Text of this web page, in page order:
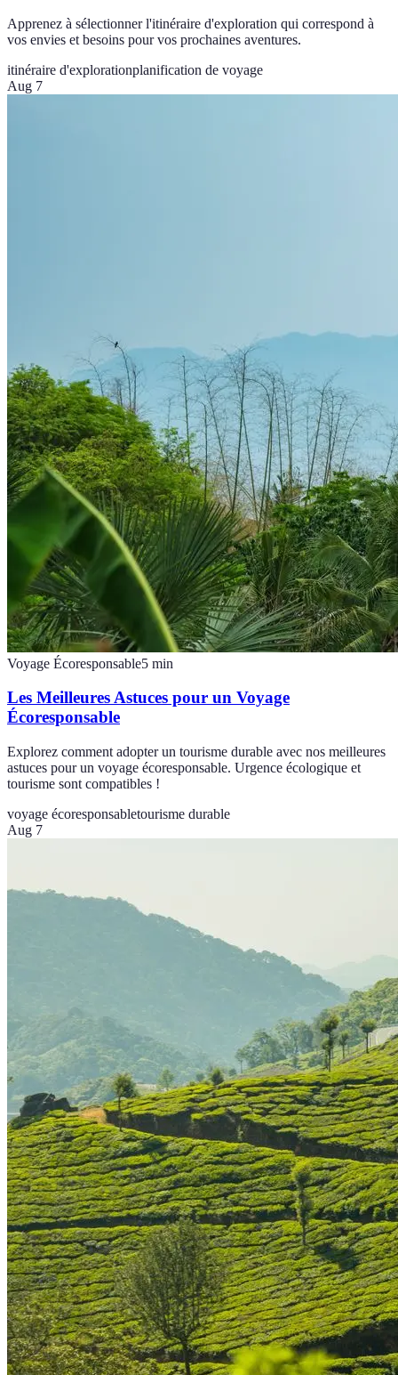
Apprenez à sélectionner l'itinéraire d'exploration qui correspond à
vos envies et besoins pour vos prochaines aventures.
itinéraire d'explorationplanification de voyage
Aug 7
Voyage Écoresponsable5 min
Les Meilleures Astuces pour un Voyage
Écoresponsable
Explorez comment adopter un tourisme durable avec nos meilleures
astuces pour un voyage écoresponsable. Urgence écologique et
tourisme sont compatibles !
voyage écoresponsabletourisme durable
Aug 7